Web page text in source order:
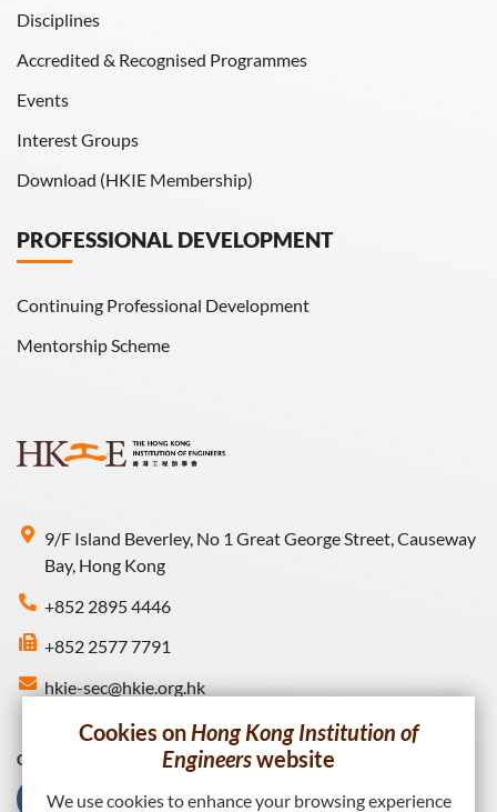
9/F Island Beverley, No 1 Great George Street, Causeway
Bay, Hong Kong
+852 2895 4446
+852 2577 7791
hkie-sec@hkie.org.hk
Disciplines
Accredited & Recognised Programmes
Events
Interest Groups
Download (HKIE Membership)
PROFESSIONAL DEVELOPMENT
Continuing Professional Development
Mentorship Scheme
Connect with HKIE
Cookies onHong Kong Institution of
Engineerswebsite
We use cookies to enhance your browsing experience